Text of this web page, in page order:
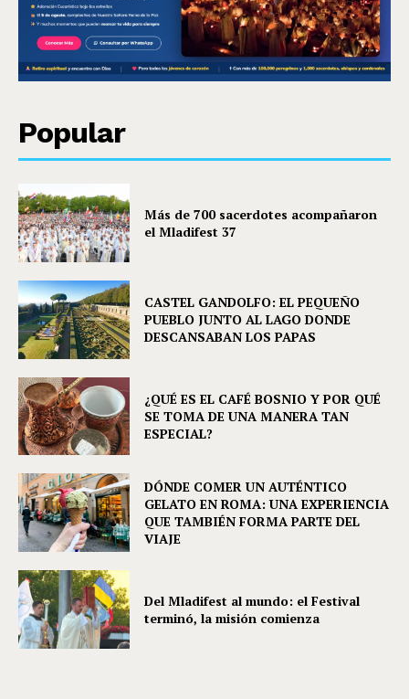
Popular
Más de 700 sacerdotes acompañaron
el Mladifest 37
CASTEL GANDOLFO: EL PEQUEÑO
PUEBLO JUNTO AL LAGO DONDE
DESCANSABAN LOS PAPAS
¿QUÉ ES EL CAFÉ BOSNIO Y POR QUÉ
SE TOMA DE UNA MANERA TAN
ESPECIAL?
DÓNDE COMER UN AUTÉNTICO
GELATO EN ROMA: UNA EXPERIENCIA
QUE TAMBIÉN FORMA PARTE DEL
VIAJE
Del Mladifest al mundo: el Festival
terminó, la misión comienza